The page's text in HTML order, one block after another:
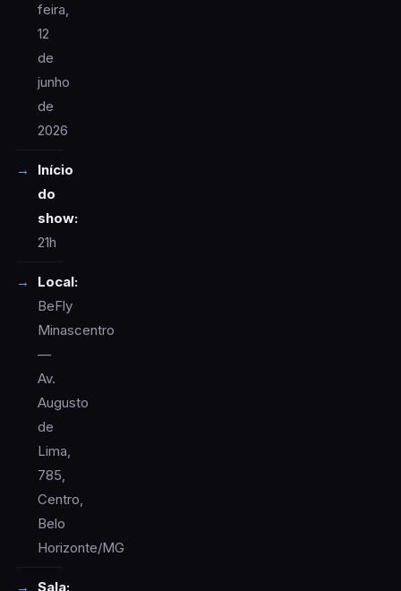
feira,
12
de
junho
de
2026
Início
do
show:
21h
Local:
BeFly
Minascentro
—
Av.
Augusto
de
Lima,
785,
Centro,
Belo
Horizonte/MG
Sala: